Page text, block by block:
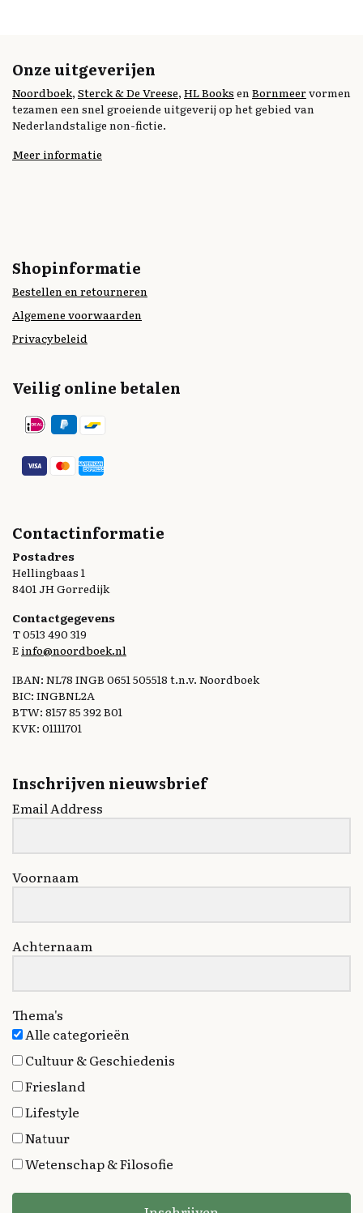
Onze uitgeverijen
Noordboek, Sterck & De Vreese, HL Books enBornmeervormen
tezamen een snel groeiende uitgeverij op het gebied van
Nederlandstalige non-fictie.
Meer informatie
Shopinformatie
Bestellen en retourneren
Algemene voorwaarden
Privacybeleid
Veilig online betalen
Contactinformatie
Postadres
Hellingbaas 1
8401 JH Gorredijk
Contactgegevens
T 0513 490 319
E info@noordboek.nl
IBAN: NL78 INGB 0651 505518 t.n.v. Noordboek
BIC: INGBNL2A
BTW: 8157 85 392 B01
KVK: 01111701
Inschrijven nieuwsbrief
Email Address
Voornaam
Achternaam
Thema's
Alle categorieën
Cultuur & Geschiedenis
Friesland
Lifestyle
Natuur
Wetenschap & Filosofie